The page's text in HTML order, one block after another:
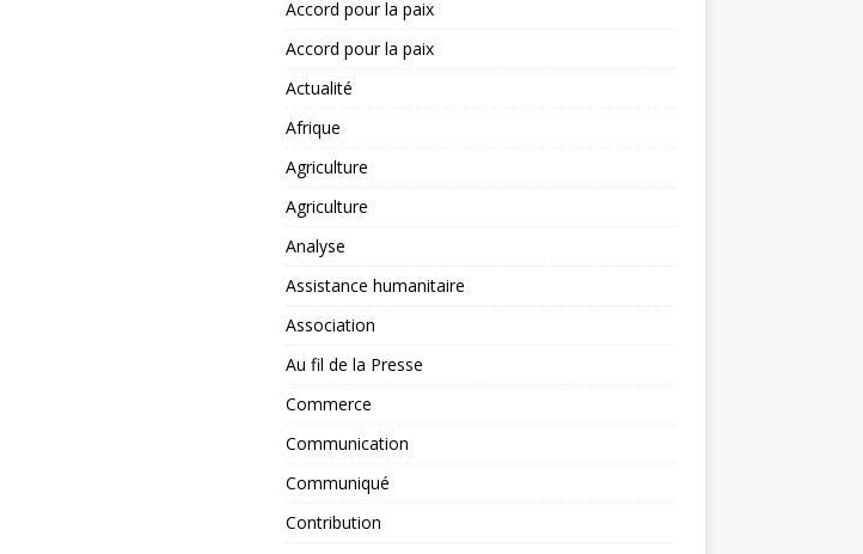
Accord pour la paix
Accord pour la paix
Actualité
Afrique
Agriculture
Agriculture
Analyse
Assistance humanitaire
Association
Au fil de la Presse
Commerce
Communication
Communiqué
Contribution